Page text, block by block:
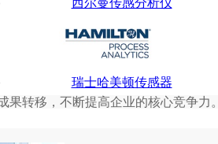
西尔曼传感分析仪
瑞士哈美顿传感器
转移，不断提高企业的核心竞争力。